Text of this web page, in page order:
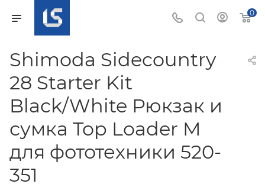
0
Shimoda Sidecountry
28 Starter Kit
Black/White Рюкзак и
сумка Top Loader M
для фототехники 520-
351